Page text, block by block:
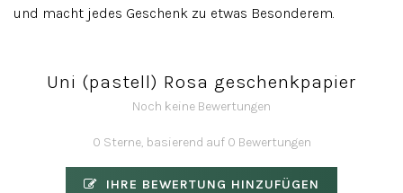
und macht jedes Geschenk zu etwas Besonderem.
Uni (pastell) Rosa geschenkpapier
Noch keine Bewertungen
0 Sterne, basierend auf 0 Bewertungen
IHRE BEWERTUNG HINZUFÜGEN